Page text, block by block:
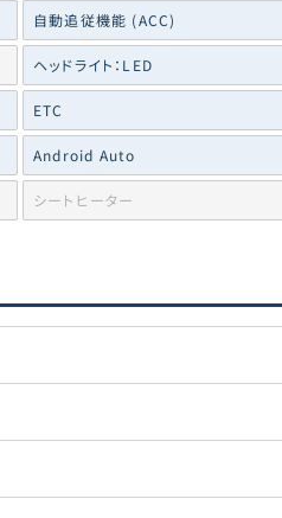
自動追従機能 (ACC)
ヘッドライト：LED
ETC
Android Auto
シートヒーター